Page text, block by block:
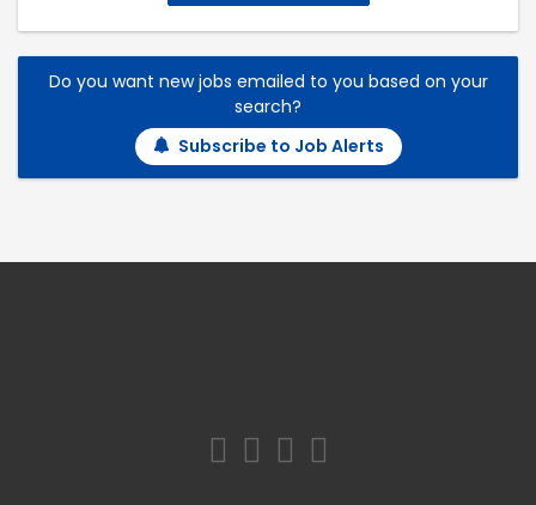
Do you want new jobs emailed to you based on your
search?
Subscribe to Job Alerts